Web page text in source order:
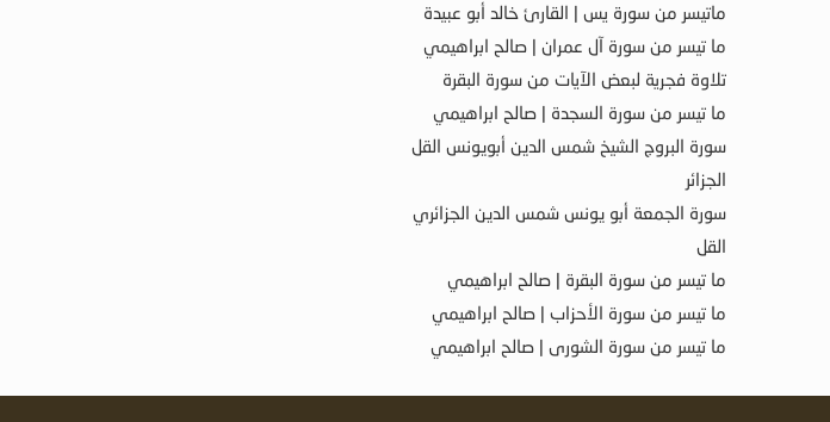
ماتيسر من سورة يس | القارئ خالد أبو عبيدة
ما تيسر من سورة آل عمران | صالح ابراهيمي
تلاوة فجرية لبعض الآيات من سورة البقرة
ما تيسر من سورة السجدة | صالح ابراهيمي
سورة البروج الشيخ شمس الدين أبويونس القل
الجزائر
سورة الجمعة أبو يونس شمس الدين الجزائري
القل
ما تيسر من سورة البقرة | صالح ابراهيمي
ما تيسر من سورة الأحزاب | صالح ابراهيمي
ما تيسر من سورة الشورى | صالح ابراهيمي